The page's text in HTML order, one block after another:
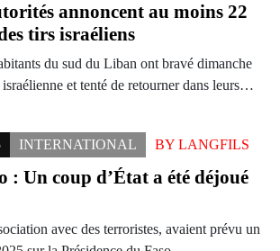
annoncent au moins 22
tirs israéliens
du sud du Liban ont bravé dimanche
israélienne et tenté de retourner dans leurs…
INTERNATIONAL BY LANGFILS
: Un coup d’État a été déjoué
avec des terroristes, avaient prévu un